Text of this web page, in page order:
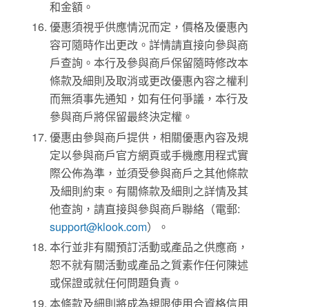
和金額。
優惠須視乎供應情況而定，價格及優惠內
容可隨時作出更改。詳情請直接向參與商
戶查詢。本行及參與商戶保留隨時修改本
條款及細則及取消或更改優惠內容之權利
而無須事先通知，如有任何爭議，本行及
參與商戶將保留最終決定權。
優惠由參與商戶提供，相關優惠內容及規
定以參與商戶官方網頁或手機應用程式實
際公佈為準，並須受參與商戶之其他條款
及細則約束。有關條款及細則之詳情及其
他查詢，請直接與參與商戶聯絡（電郵:
support@klook.com）。
本行並非有關預訂活動或產品之供應商，
恕不就有關活動或產品之質素作任何陳述
或保證或就任何問題負責。
本條款及細則將成為規限使用合資格信用